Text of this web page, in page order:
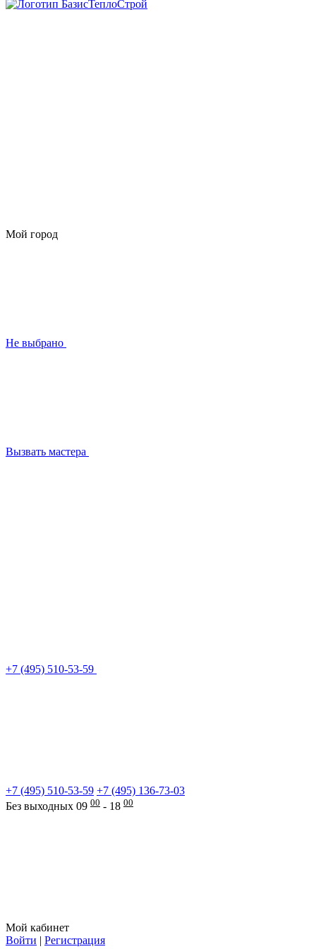
Мой город
Не выбрано
Вызвать мастера
+7 (495) 510-53-59
+7 (495) 510-53-59 +7 (495) 136-73-03
Без выходных 09 00 - 18 00
Мой кабинет
Войти | Регистрация